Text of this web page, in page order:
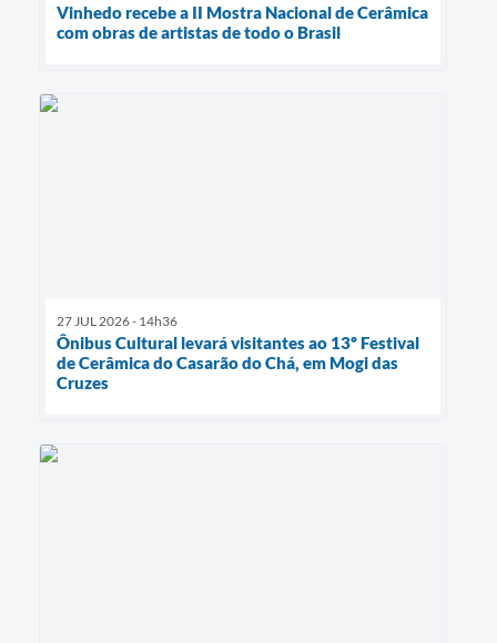
Vinhedo recebe a II Mostra Nacional de Cerâmica
com obras de artistas de todo o Brasil
27 JUL 2026 - 14h36
Ônibus Cultural levará visitantes ao 13º Festival
de Cerâmica do Casarão do Chá, em Mogi das
Cruzes